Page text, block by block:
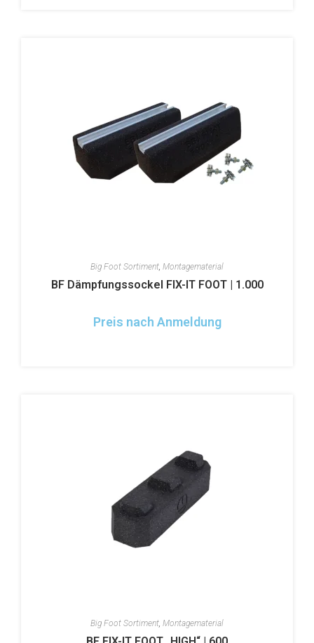
Big Foot Sortiment, Montagematerial
BF Dämpfungssockel FIX-IT FOOT | 1.000
Preis nach Anmeldung
Big Foot Sortiment, Montagematerial